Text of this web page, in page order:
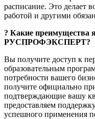
расписание. Это делает
работой и другими
? Какие преимущества
РУСПРОФЭКСПЕРТ?
Вы получите доступ к
образовательным
потребности вашего
получите официально
подтверждающие вашу
предоставляем
успешного применения